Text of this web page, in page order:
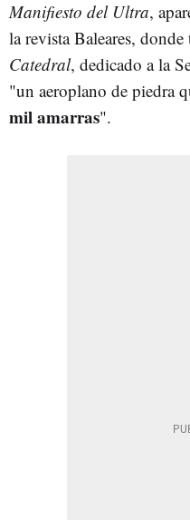
Manifiesto del Ultra,
la revista Baleares,
Catedral, dedicado a la
"un aeroplano de piedra
mil amarras".